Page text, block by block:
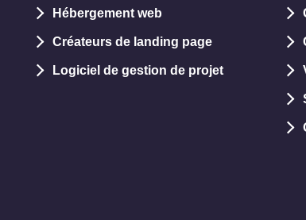
Hébergement web
Créateurs de landing page
Logiciel de gestion de projet